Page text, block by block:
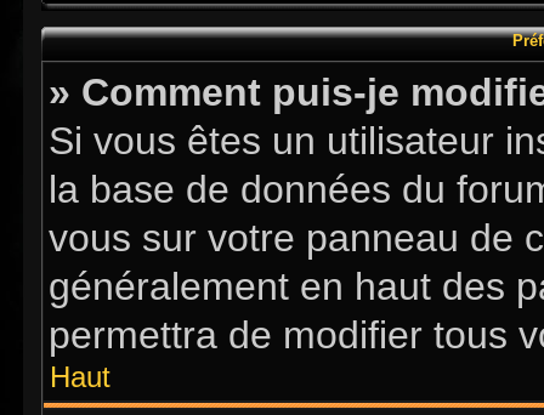
» Comment puis-je
Si vous êtes un utilisateur
la base de données du
vous sur votre panneau de
généralement en haut des
permettra de modifier tous
Haut